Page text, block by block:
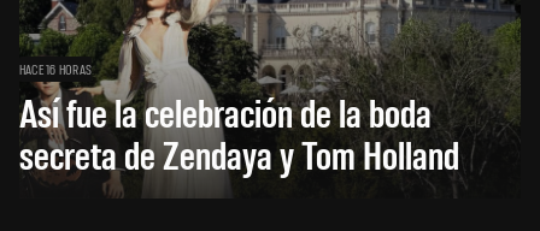
HACE 16 HORAS
Así fue la celebración de la boda
secreta de Zendaya y Tom Holland